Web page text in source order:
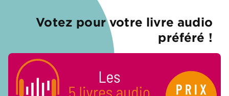
Votez pour votre livre audio
préféré !